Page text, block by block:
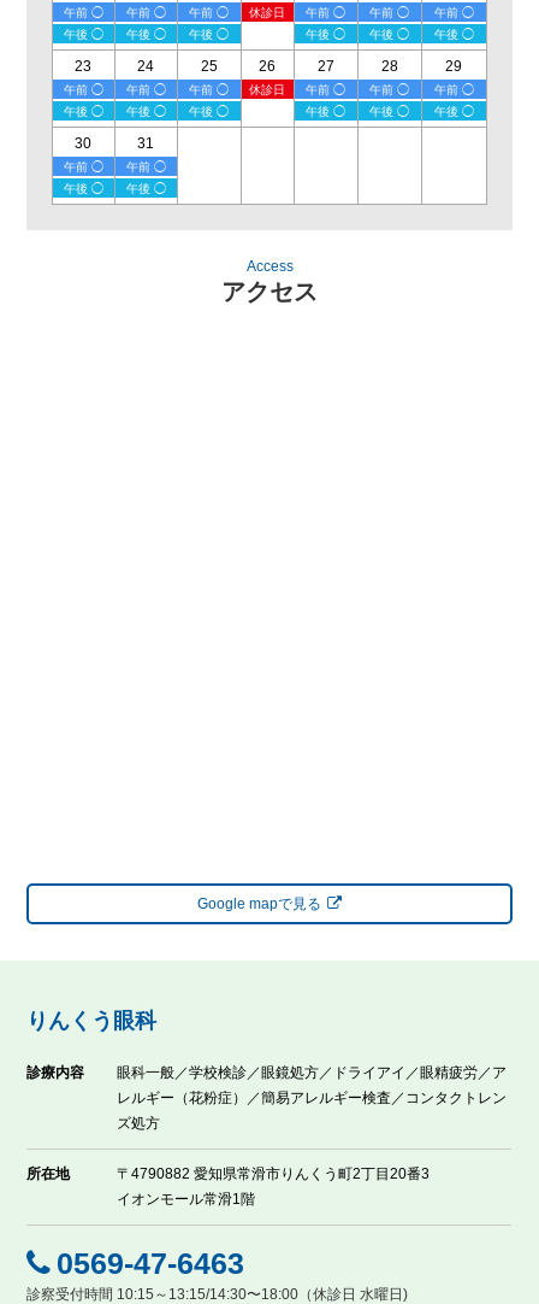
午前 ◯
午後 ◯
午前 ◯
午後 ◯
午前 ◯
午後 ◯
休診日
午前 ◯
午後 ◯
午前 ◯
午後 ◯
午前 ◯
午後 ◯
23
午前 ◯
午後 ◯
24
午前 ◯
午後 ◯
25
午前 ◯
午後 ◯
26
休診日
27
午前 ◯
午後 ◯
28
午前 ◯
午後 ◯
29
午前 ◯
午後 ◯
30
午前 ◯
午後 ◯
31
午前 ◯
午後 ◯
Access
アクセス
Google mapで見る
りんくう眼科
診療内容
眼科一般／学校検診／眼鏡処方／ドライアイ／眼精疲労／ア
レルギー（花粉症）／簡易アレルギー検査／コンタクトレン
ズ処方
所在地
〒4790882 愛知県常滑市りんくう町2丁目20番3
イオンモール常滑1階
0569-47-6463
診察受付時間 10:15～13:15/14:30〜18:00（休診日 水曜日)